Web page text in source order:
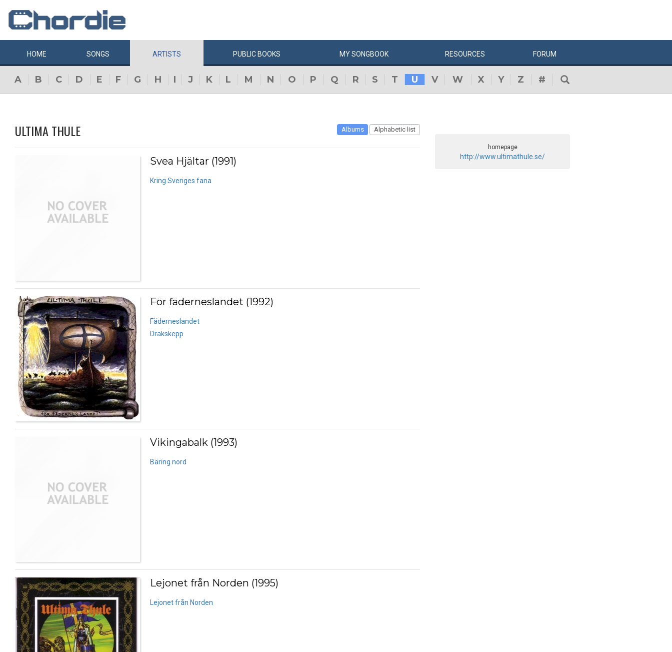
HOME SONGS ARTISTS PUBLIC BOOKS MYSONGBOOK RESOURCES FORUM
A B C D E F G H I J K L M N O P Q R S T U V W X Y Z #
ULTIMA THULE Albums Alphabetic list
Svea Hjältar (1991)
Kring Sveriges fana
För fäderneslandet (1992)
Fäderneslandet
Drakskepp
Vikingabalk (1993)
Bäring nord
Lejonet från Norden (1995)
Lejonet från Norden
homepage
http://www.ultimathule.se/